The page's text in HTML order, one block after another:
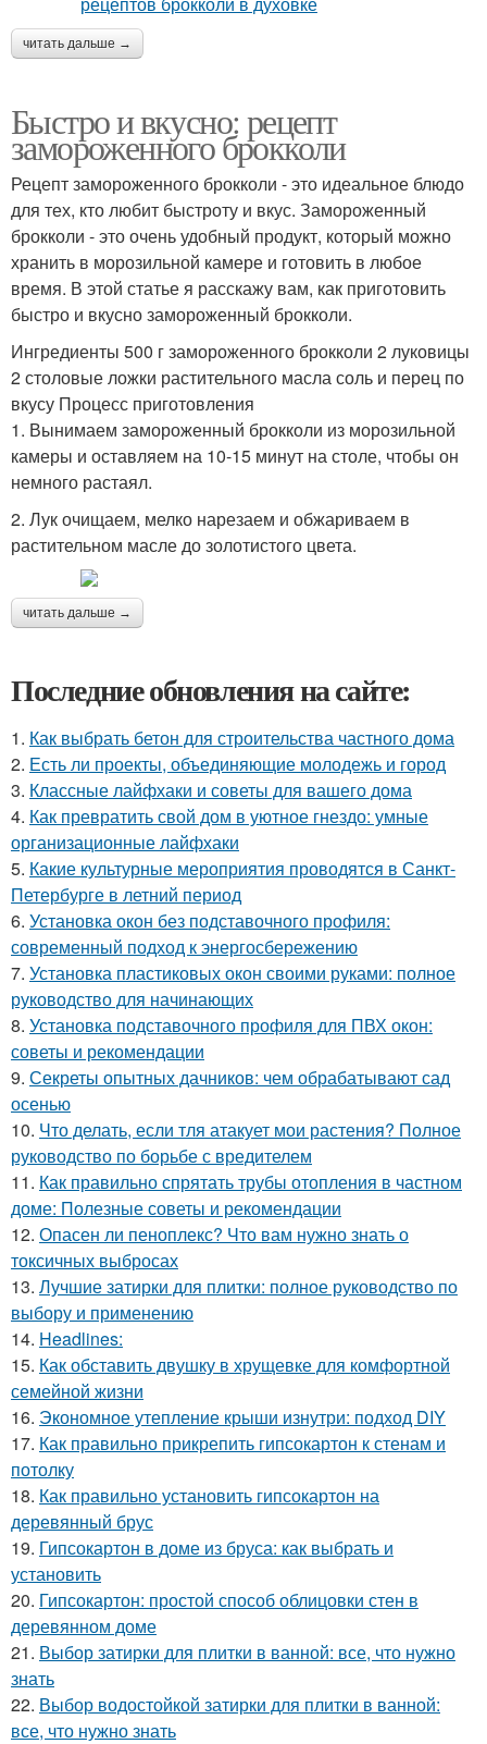
читать дальше →
Быстро и вкусно: рецепт
замороженного брокколи
Рецепт замороженного брокколи - это идеальное блюдо
для тех, кто любит быстроту и вкус. Замороженный
брокколи - это очень удобный продукт, который можно
хранить в морозильной камере и готовить в любое
время. В этой статье я расскажу вам, как приготовить
быстро и вкусно замороженный брокколи.
Ингредиенты 500 г замороженного брокколи 2 луковицы
2 столовые ложки растительного масла соль и перец по
вкусу Процесс приготовления
1. Вынимаем замороженный брокколи из морозильной
камеры и оставляем на 10-15 минут на столе, чтобы он
немного растаял.
2. Лук очищаем, мелко нарезаем и обжариваем в
растительном масле до золотистого цвета.
читать дальше →
Последние обновления на сайте:
1. Как выбрать бетон для строительства частного дома
2. Есть ли проекты, объединяющие молодежь и город
3. Классные лайфхаки и советы для вашего дома
4. Как превратить свой дом в уютное гнездо: умные
организационные лайфхаки
5. Какие культурные мероприятия проводятся в Санкт-
Петербурге в летний период
6. Установка окон без подставочного профиля:
современный подход к энергосбережению
7. Установка пластиковых окон своими руками: полное
руководство для начинающих
8. Установка подставочного профиля для ПВХ окон:
советы и рекомендации
9. Секреты опытных дачников: чем обрабатывают сад
осенью
10. Что делать, если тля атакует мои растения? Полное
руководство по борьбе с вредителем
11. Как правильно спрятать трубы отопления в частном
доме: Полезные советы и рекомендации
12. Опасен ли пеноплекс? Что вам нужно знать о
токсичных выбросах
13. Лучшие затирки для плитки: полное руководство по
выбору и применению
14. Headlines:
15. Как обставить двушку в хрущевке для комфортной
семейной жизни
16. Экономное утепление крыши изнутри: подход DIY
17. Как правильно прикрепить гипсокартон к стенам и
потолку
18. Как правильно установить гипсокартон на
деревянный брус
19. Гипсокартон в доме из бруса: как выбрать и
установить
20. Гипсокартон: простой способ облицовки стен в
деревянном доме
21. Выбор затирки для плитки в ванной: все, что нужно
знать
22. Выбор водостойкой затирки для плитки в ванной:
все, что нужно знать